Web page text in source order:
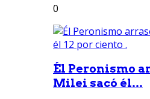
0
Él Peronismo
Milei sacó él...